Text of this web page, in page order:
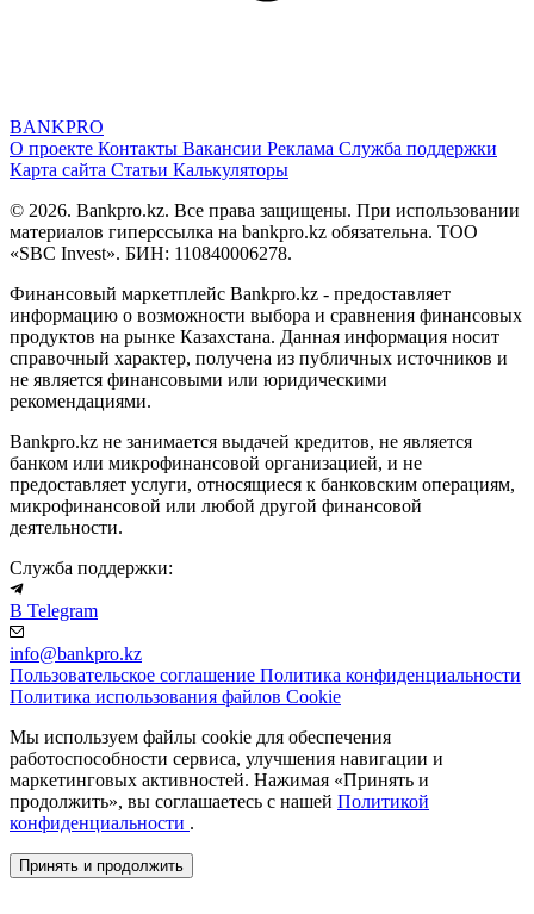
BANKPRO
О проекте Контакты Вакансии Реклама Служба поддержки
Карта сайта Статьи Калькуляторы
© 2026. Bankpro.kz. Все права защищены. При использовании
материалов гиперссылка на bankpro.kz обязательна. ТОО
«SBC Invest». БИН: 110840006278.
Финансовый маркетплейс Bankpro.kz - предоставляет
информацию о возможности выбора и сравнения финансовых
продуктов на рынке Казахстана. Данная информация носит
справочный характер, получена из публичных источников и
не является финансовыми или юридическими
рекомендациями.
Bankpro.kz не занимается выдачей кредитов, не является
банком или микрофинансовой организацией, и не
предоставляет услуги, относящиеся к банковским операциям,
микрофинансовой или любой другой финансовой
деятельности.
Служба поддержки:
В Telegram
info@bankpro.kz
Пользовательское соглашение Политика конфиденциальности
Политика использования файлов Cookie
Мы используем файлы cookie для обеспечения
работоспособности сервиса, улучшения навигации и
маркетинговых активностей. Нажимая «Принять и
продолжить», вы соглашаетесь с нашей Политикой
конфиденциальности .
Принять и продолжить